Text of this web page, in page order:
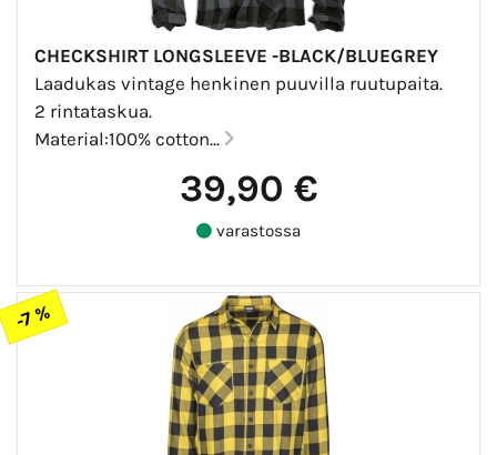
CHECKSHIRT LONGSLEEVE -BLACK/BLUEGREY
Laadukas vintage henkinen puuvilla ruutupaita.
2 rintataskua.
Material:100% cotton...
39,90 €
varastossa
-7 %